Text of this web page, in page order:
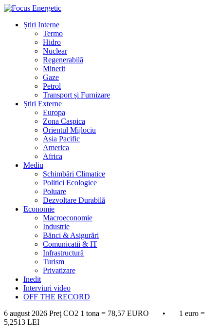
Știri Interne
Termo
Hidro
Nuclear
Regenerabilă
Minerit
Gaze
Petrol
Transport și Furnizare
Știri Externe
Europa
Zona Caspica
Orientul Mijlociu
Asia Pacific
America
Africa
Mediu
Schimbări Climatice
Politici Ecologice
Poluare
Dezvoltare Durabilă
Economie
Macroeconomie
Industrie
Bănci & Asigurări
Comunicatii & IT
Infrastructură
Turism
Privatizare
Inedit
Interviuri video
OFF THE RECORD
6 august 2026 Preț CO2 1 tona = 78,57 EURO • 1 euro =
5,2513 LEI